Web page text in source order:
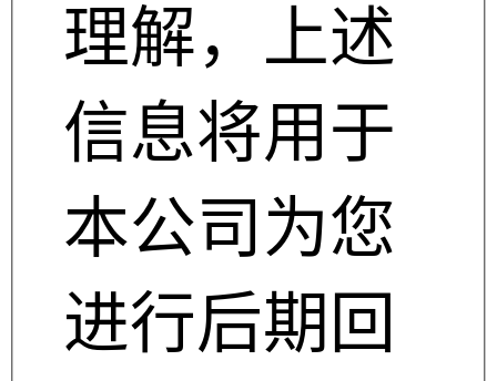
理解，上述
信息将用于
本公司为您
进行后期回